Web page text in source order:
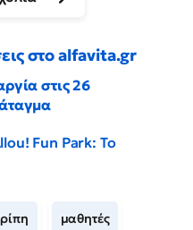
στο alfavita.gr
στις 26
Fun Park: Το
μαθητές